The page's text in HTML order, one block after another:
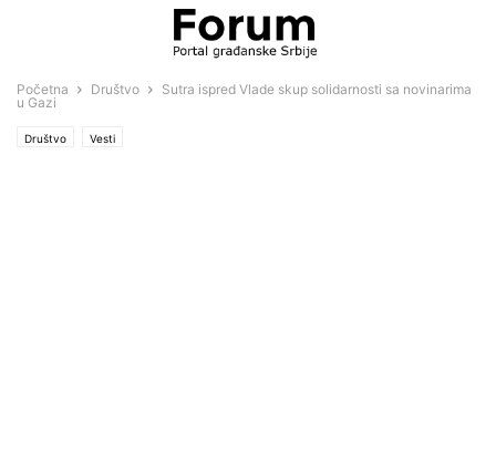
Početna Društvo
Sutra ispred Vlade skup solidarnosti sa novinarima
u Gazi
Društvo Vesti